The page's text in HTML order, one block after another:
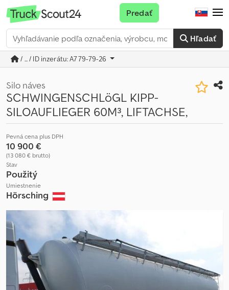
Hľadať
Predať
/ ... / ID inzerátu: A779-79-26
Silo náves
SCHWINGENSCHLöGL KIPP-
SILOAUFLIEGER 60M³, LIFTACHSE,
Pevná cena plus DPH
10 900 €
(13 080 € brutto)
Stav
Použitý
Umiestnenie
Hörsching